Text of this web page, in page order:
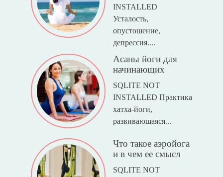
INSTALLED
Усталость,
опустошение,
депрессия....
Асаны йоги для
начинающих
SQLITE NOT
INSTALLED Практика
хатха-йоги,
развивающаяся...
Что такое аэройога
и в чем ее смысл
SQLITE NOT